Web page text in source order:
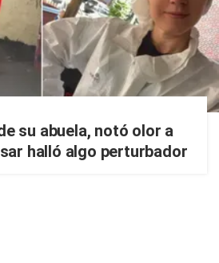
su abuela, notó olor a
halló algo perturbador